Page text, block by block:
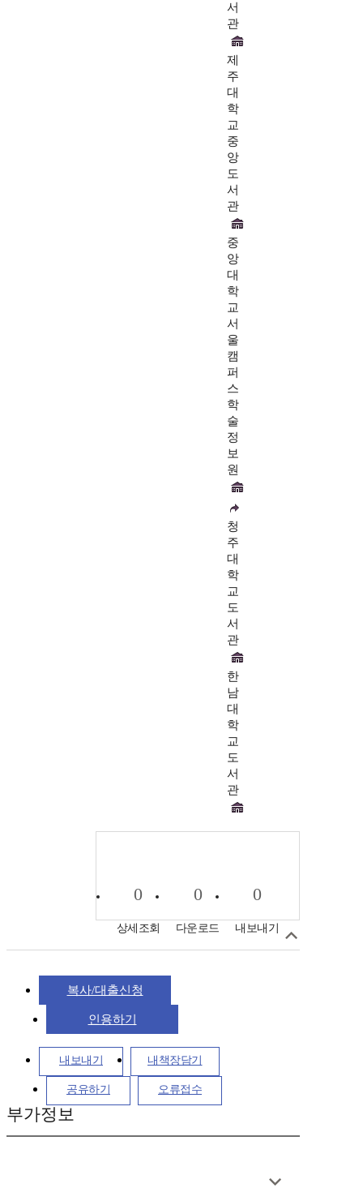
서
관
제
주
대
학
교
중
앙
도
서
관
중
앙
대
학
교
서
울
캠
퍼
스
학
술
정
보
원
청
주
대
학
교
도
서
관
한
남
대
학
교
도
서
관
0
상세조회
0
다운로드
0
내보내기
복사/대출신청
인용하기
내보내기 내책장담기
공유하기 오류접수
부가정보